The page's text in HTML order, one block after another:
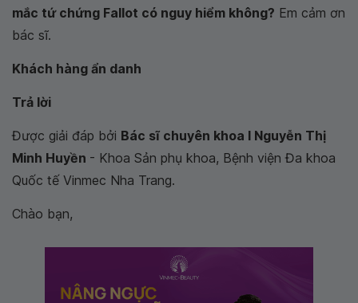
mắc tứ chứng Fallot có nguy hiểm không? Em cảm ơn
bác sĩ.
Khách hàng ẩn danh
Trả lời
Được giải đáp bởi Bác sĩ chuyên khoa I Nguyễn Thị
Minh Huyền - Khoa Sản phụ khoa, Bệnh viện Đa khoa
Quốc tế Vinmec Nha Trang.
Chào bạn,